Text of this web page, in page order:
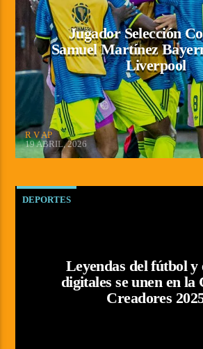
Jugador Selección
Samuel Martínez
Liverpool
R V AP
19 ABRIL, 2026
DEPORTES
Leyendas del fútbol y
digitales se unen en la
Creadores